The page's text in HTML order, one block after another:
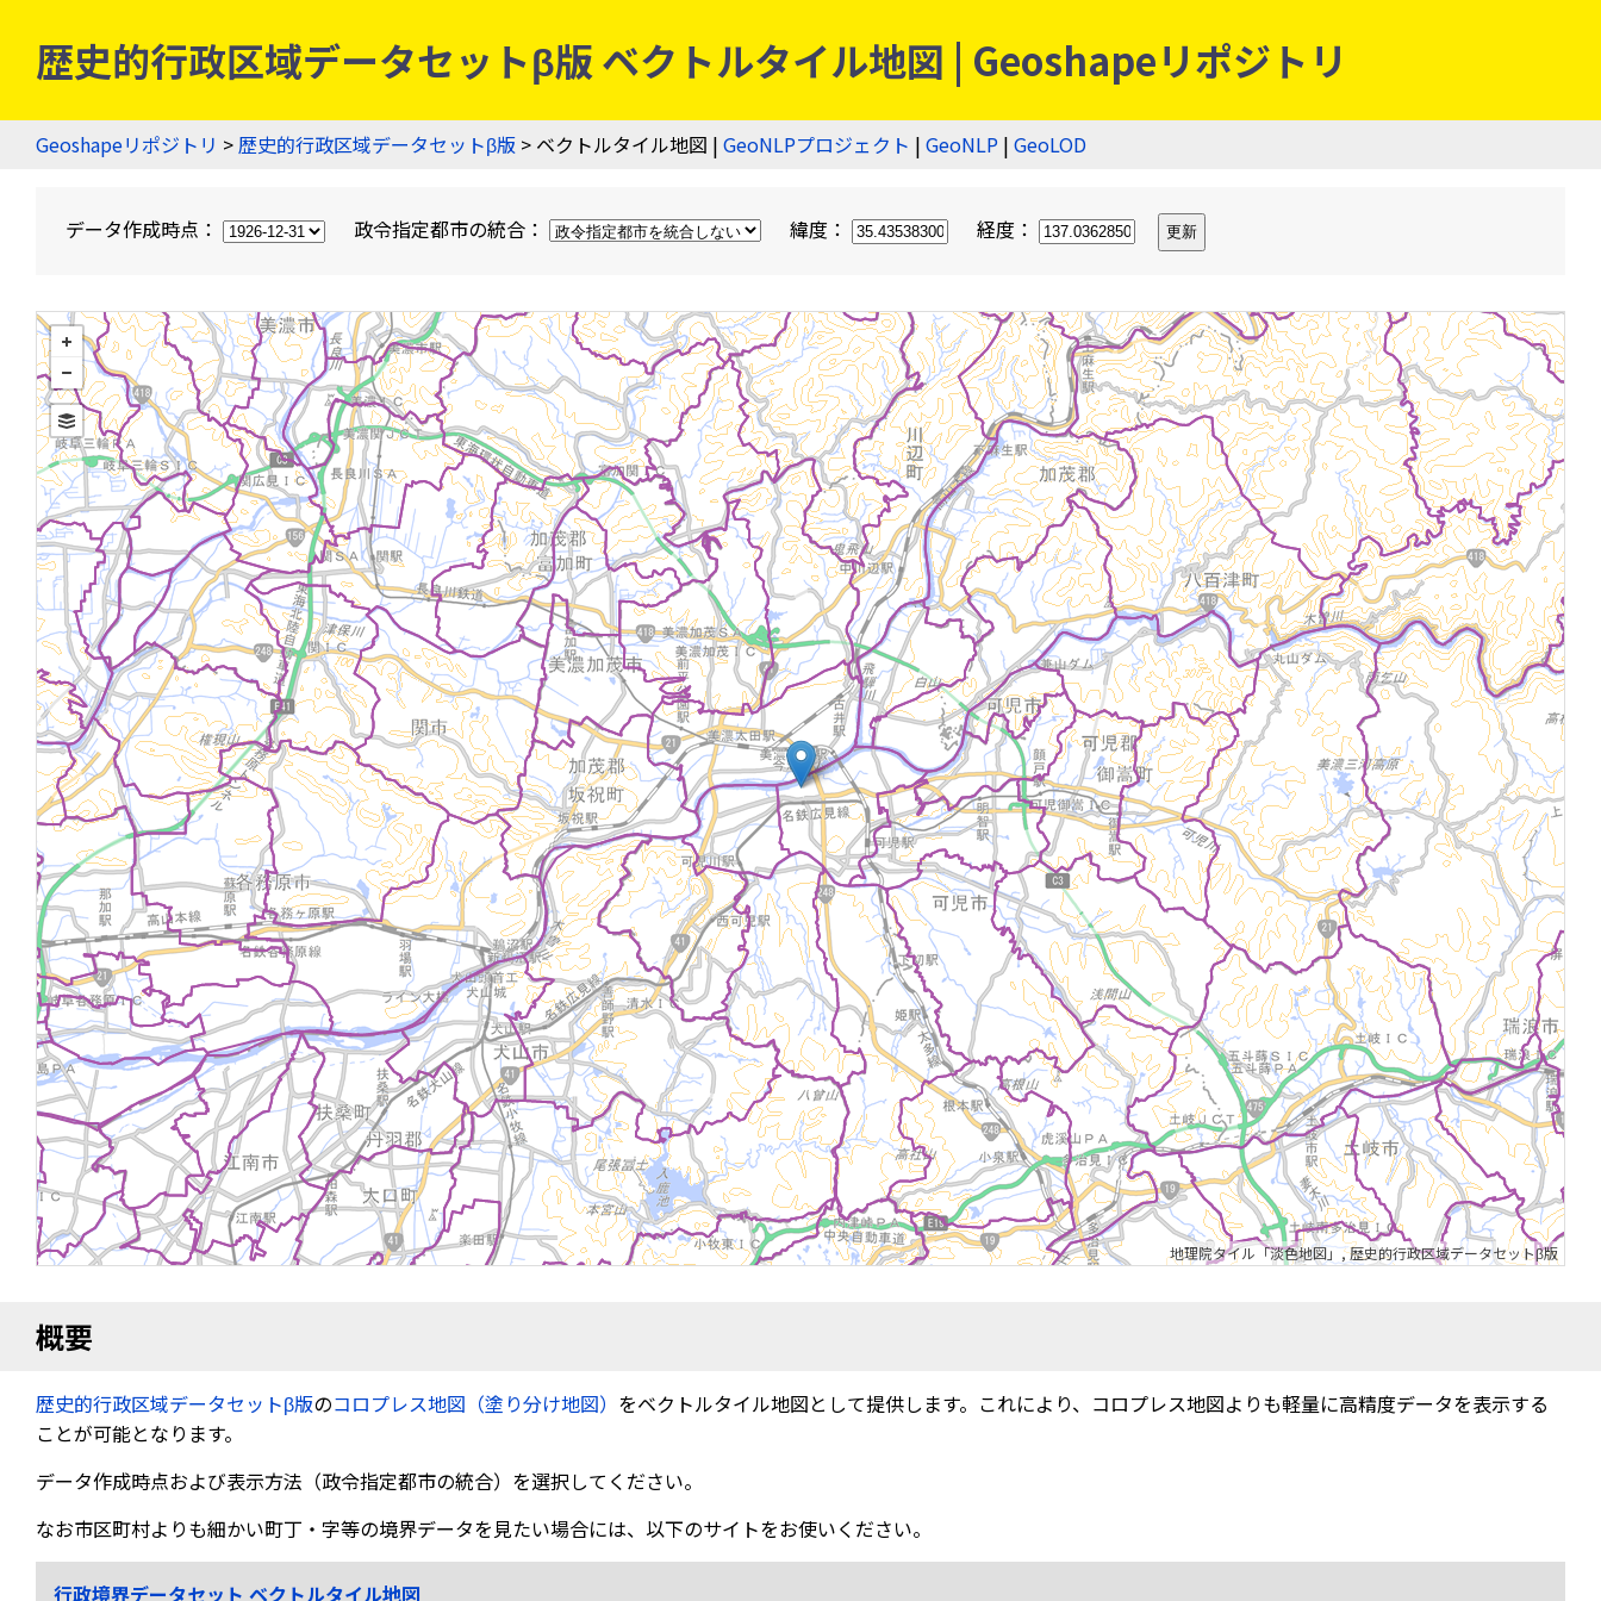
歴史的行政区域データセットβ版 ベクトルタイル地図 | Geoshapeリポジトリ
Geoshapeリポジトリ >歴史的行政区域データセットβ版 > ベクトルタイル地図 | GeoNLPプロジェクト | GeoNLP | GeoLOD
データ作成時点： 政令指定都市の統合： 緯度： 経度：
地理院タイル「淡色地図」,歴史的行政区域データセットβ版
概要
歴史的行政区域データセットβ版のコロプレス地図（塗り分け地図） をベクトルタイル地図として提供します。これにより、コロプレス地図よりも軽量に高精度データを表示する
ことが可能となります。
データ作成時点および表示方法（政令指定都市の統合）を選択してください。
なお市区町村よりも細かい町丁・字等の境界データを見たい場合には、以下のサイトをお使いください。
行政境界データセット ベクトルタイル地図